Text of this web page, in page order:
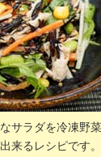
サラダを冷凍野
来るレシピです